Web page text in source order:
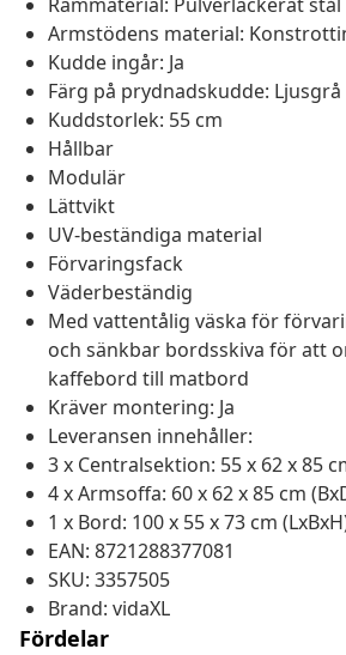
Armstödens material:
Kudde ingår: Ja
Färg på prydnadskudde: Ljusgrå
Kuddstorlek: 55 cm
Hållbar
Modulär
Lättvikt
UV-beständiga material
Förvaringsfack
Väderbeständig
Med vattentålig väska för
och sänkbar bordsskiva för att
kaffebord till matbord
Kräver montering: Ja
Leveransen innehåller:
3 x Centralsektion: 55 x 62 x 85
4 x Armsoffa: 60 x 62 x 85 cm
1 x Bord: 100 x 55 x 73 cm
EAN: 8721288377081
SKU: 3357505
Brand: vidaXL
Fördelar